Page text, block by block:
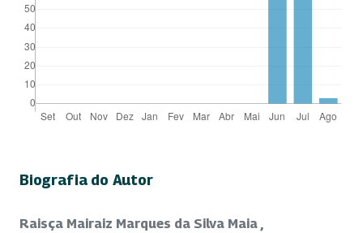
Biografia do Autor
Raisça Mairaiz Marques da Silva Maia ,